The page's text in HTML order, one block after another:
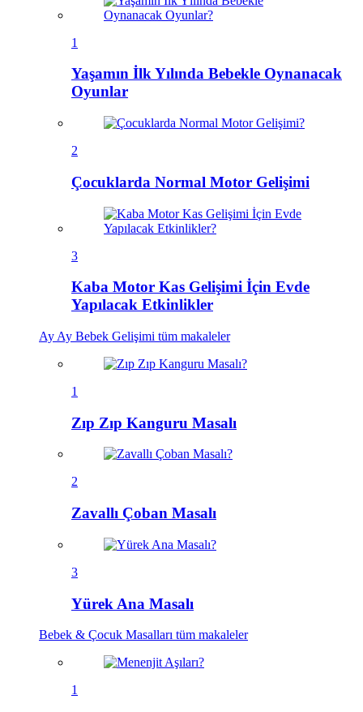
1
Yaşamın İlk Yılında Bebekle Oynanacak
Oyunlar
2
Çocuklarda Normal Motor Gelişimi
3
Kaba Motor Kas Gelişimi İçin Evde
Yapılacak Etkinlikler
Ay Ay Bebek Gelişimi tüm makaleler
1
Zıp Zıp Kanguru Masalı
2
Zavallı Çoban Masalı
3
Yürek Ana Masalı
Bebek & Çocuk Masalları tüm makaleler
1